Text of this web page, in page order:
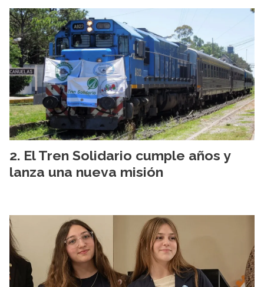
El Tren Solidario cumple años y
lanza una nueva misión